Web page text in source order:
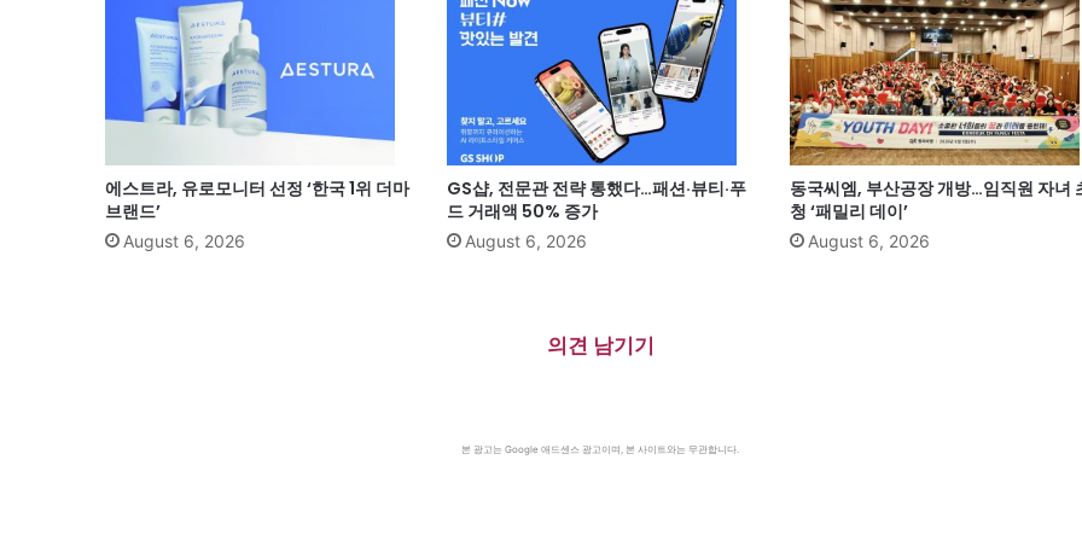
에스트라, 유로모니터 선정 ‘한국 1위 더마
브랜드’
August 6, 2026
GS샵, 전문관 전략 통했다…패션·뷰티·푸
드 거래액 50% 증가
August 6, 2026
동국씨엠, 부산공장 개방…임직원 자녀
청 ‘패밀리 데이’
August 6, 2026
의견 남기기
본 광고는 Google 애드센스 광고이며, 본 사이트와는 무관합니다.